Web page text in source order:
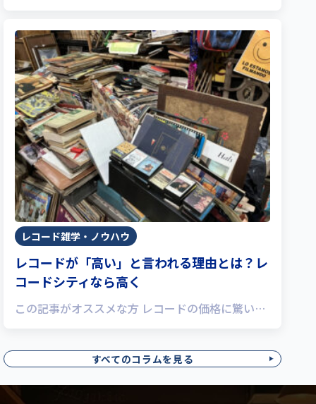
レコード雑学・ノウハウ
レコードが「高い」と言われる理由とは？レ
コードシティなら高く
この記事がオススメな方 レコードの価格に驚い…
すべてのコラムを見る